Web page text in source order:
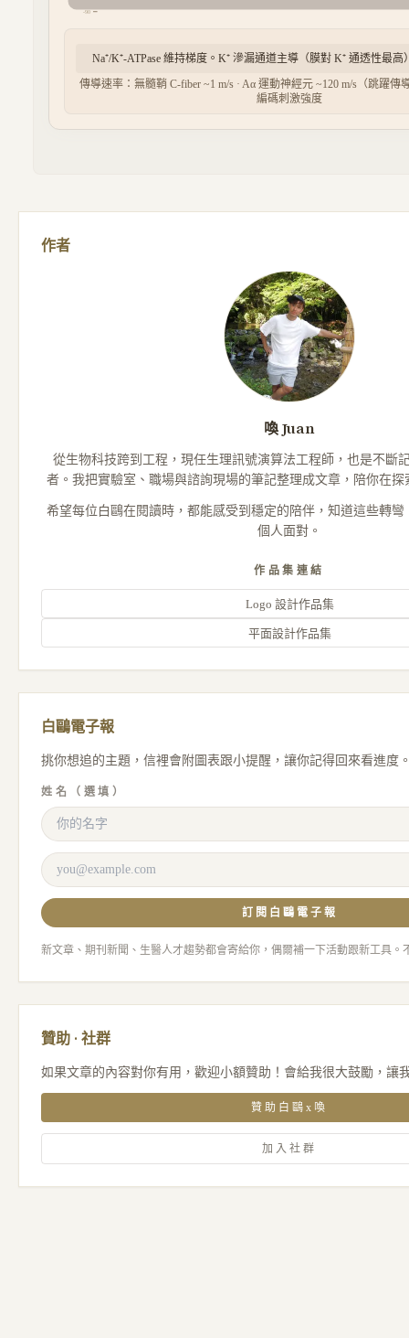
-90
Na⁺/K⁺-ATPase 維持梯度。K⁺ 滲漏通道主導（膜對 K⁺ 通透性最
傳導速率：無髓鞘 C-fiber ~1 m/s · Aα 運動神經元 ~120 m/s（跳躍傳
編碼刺激強度
作者
喚 Juan
從生物科技跨到工程，現任生理訊號演算法工程師，也是不斷
者。我把實驗室、職場與諮詢現場的筆記整理成文章，陪你在
希望每位白鷗在閱讀時，都能感受到穩定的陪伴，知道這些轉
個人面對。
作品集連結
Logo 設計作品集
平面設計作品集
白鷗電子報
挑你想追的主題，信裡會附圖表跟小提醒，讓你記得回來看進度
姓名（選填）
訂閱白鷗電子報
新文章、期刊新聞、生醫人才趨勢都會寄給你，偶爾補一下活動跟新工具。
贊助 · 社群
如果文章的內容對你有用，歡迎小額贊助！會給我很大鼓勵，讓
贊助白鷗x喚
加入社群